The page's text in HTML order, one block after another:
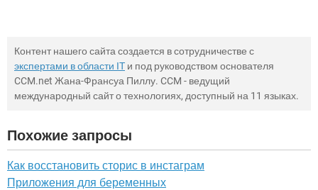
Контент нашего сайта создается в сотрудничестве с
экспертами в области IT и под руководством основателя
CCM.net Жана-Франсуа Пиллу. CCM - ведущий
международный сайт о технологиях, доступный на 11 языках.
Похожие запросы
Как восстановить сторис в инстаграм
Приложения для беременных